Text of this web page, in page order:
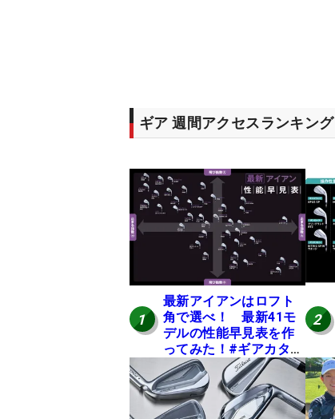
ギア 週間アクセスランキング
1
最新アイアンはロフト
角で選べ！ 最新41モ
デルの性能早見表を作
ってみた！#ギアカタロ
グ2026
2